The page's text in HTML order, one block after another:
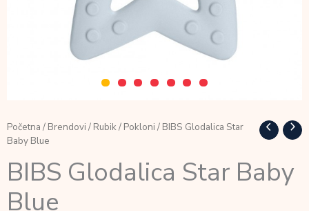
Početna / Brendovi / Rubik/ Pokloni / BIBS Glodalica Star
Baby Blue
BIBS Glodalica Star Baby
Blue